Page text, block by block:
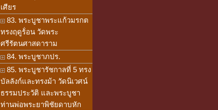
เศียร
83. พระบูชาพระแก้วมรกต
ทรงฤดูร้่อน วัดพระ
ศรีรัตนศาสดาราม
84. พระบูชาภปร.
85. พระบูชารัชกาลที่ 5 ทรง
บัลลังก์และทรงม้า วัดนิเวศน์
ธรรมประวัติ และพระบูชา
ท่านพ่อพระยาพิชัยดาบหัก